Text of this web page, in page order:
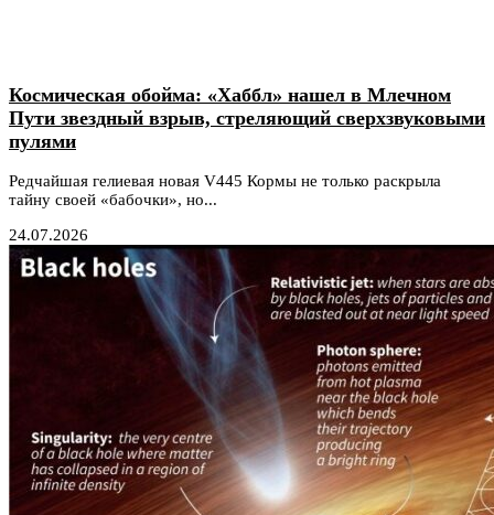
Космическая обойма: «Хаббл» нашел в Млечном
Пути звездный взрыв, стреляющий сверхзвуковыми
пулями
Редчайшая гелиевая новая V445 Кормы не только раскрыла
тайну своей «бабочки», но...
24.07.2026